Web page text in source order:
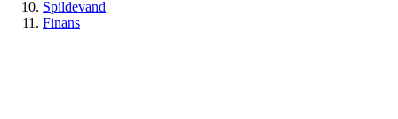
Spildevand
Finans